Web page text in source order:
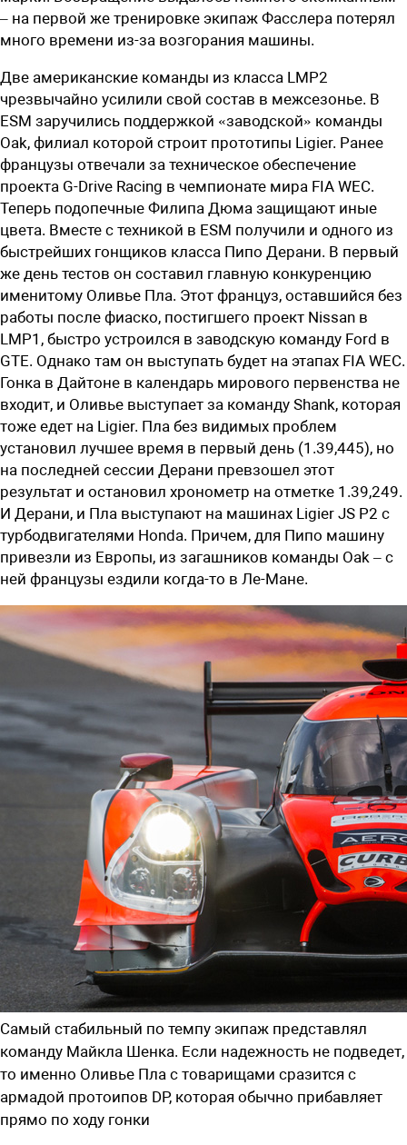
– на первой же тренировке экипаж Фасслера потерял
много времени из-за возгорания машины.
Две американские команды из класса LMP2
чрезвычайно усилили свой состав в межсезонье. В
ESM заручились поддержкой «заводской» команды
Oak, филиал которой строит прототипы Ligier. Ранее
французы отвечали за техническое обеспечение
проекта G-Drive Racing в чемпионате мира FIA WEC.
Теперь подопечные Филипа Дюма защищают иные
цвета. Вместе с техникой в ESM получили и одного из
быстрейших гонщиков класса Пипо Дерани. В первый
же день тестов он составил главную конкуренцию
именитому Оливье Пла. Этот француз, оставшийся без
работы после фиаско, постигшего проект Nissan в
LMP1, быстро устроился в заводскую команду Ford в
GTE. Однако там он выступать будет на этапах FIA WEC.
Гонка в Дайтоне в календарь мирового первенства не
входит, и Оливье выступает за команду Shank, которая
тоже едет на Ligier. Пла без видимых проблем
установил лучшее время в первый день (1.39,445), но
на последней сессии Дерани превзошел этот
результат и остановил хронометр на отметке 1.39,249.
И Дерани, и Пла выступают на машинах Ligier JS P2 с
турбодвигателями Honda. Причем, для Пипо машину
привезли из Европы, из загашников команды Oak – с
ней французы ездили когда-то в Ле-Мане.
Самый стабильный по темпу экипаж представлял
команду Майкла Шенка. Если надежность не подведет,
то именно Оливье Пла с товарищами сразится с
армадой протоипов DP, которая обычно прибавляет
прямо по ходу гонки